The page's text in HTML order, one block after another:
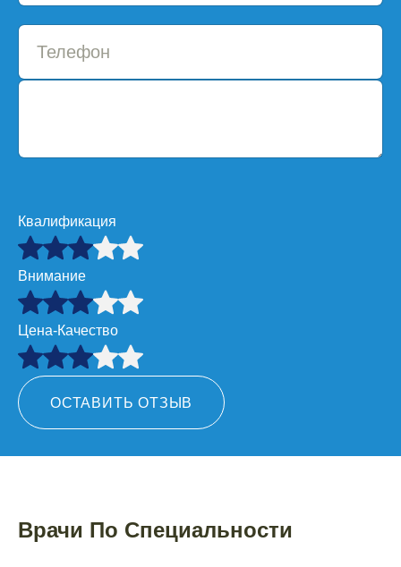
Квалификация
Внимание
Цена-Качество
ОСТАВИТЬ ОТЗЫВ
Врачи По Специальности